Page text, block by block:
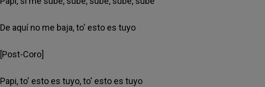
De aquí no me baja, to' esto es tuyo
[Post-Coro]
Papi, to' esto es tuyo, to' esto es tuyo